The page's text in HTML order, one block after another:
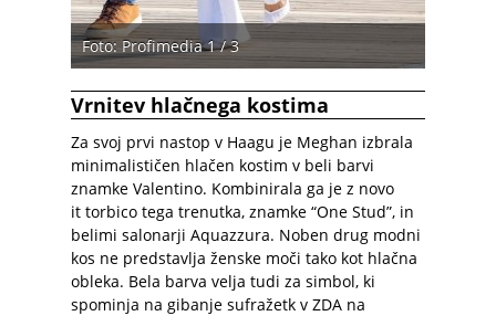
Foto: Profimedia 1 / 3
Vrnitev hlačnega kostima
Za svoj prvi nastop v Haagu je Meghan izbrala
minimalističen hlačen kostim v beli barvi
znamke Valentino. Kombinirala ga je z novo
it torbico tega trenutka, znamke “One Stud”, in
belimi salonarji Aquazzura. Noben drug modni
kos ne predstavlja ženske moči tako kot hlačna
obleka. Bela barva velja tudi za simbol, ki
spominja na gibanje sufražetk v ZDA na